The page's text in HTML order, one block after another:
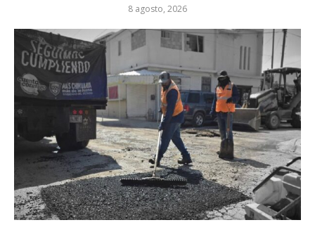
8 agosto, 2026